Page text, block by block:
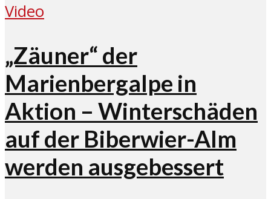
Video
„Zäuner“ der
Marienbergalpe in
Aktion – Winterschäden
auf der Biberwier-Alm
werden ausgebessert